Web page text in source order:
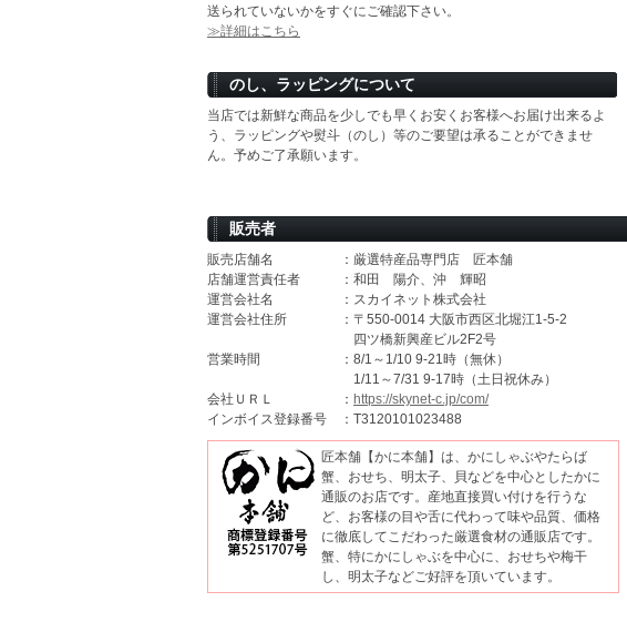
送られていないかをすぐにご確認下さい。
≫詳細はこちら
のし、ラッピングについて
当店では新鮮な商品を少しでも早くお安くお客様へお届け出来るよ
う、ラッピングや熨斗（のし）等のご要望は承ることができませ
ん。予めご了承願います。
販売者
販売店舗名
：厳選特産品専門店 匠本舗
店舗運営責任者
：和田 陽介、沖 輝昭
運営会社名
：スカイネット株式会社
運営会社住所
：〒550-0014 大阪市西区北堀江1-5-2
四ツ橋新興産ビル2F2号
営業時間
：8/1～1/10 9-21時（無休）
1/11～7/31 9-17時（土日祝休み）
会社ＵＲＬ
： https://skynet-c.jp/com/
インボイス登録番号
：T3120101023488
匠本舗【かに本舗】は、かにしゃぶやたらば
蟹、おせち、明太子、貝などを中心としたかに
通販のお店です。産地直接買い付けを行うな
ど、お客様の目や舌に代わって味や品質、価格
に徹底してこだわった厳選食材の通販店です。
蟹、特にかにしゃぶを中心に、おせちや梅干
し、明太子などご好評を頂いています。